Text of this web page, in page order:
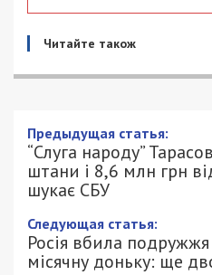
Читайте також
Предыдущая статья:
“Слуга народу”
штани і 8,6 млн грн
шукає СБУ
Следующая статья:
Росія вбила
місячну доньку: ще